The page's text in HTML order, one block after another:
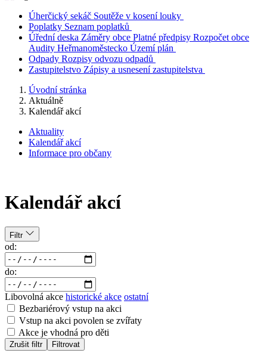
Úherčický sekáč Soutěže v kosení louky
Poplatky Seznam poplatků
Úřední deska Záměry obce Platné předpisy Rozpočet obce
Audity Heřmanoměstecko Území plán
Odpady Rozpisy odvozu odpadů
Zastupitelstvo Zápisy a usnesení zastupitelstva
Úvodní stránka
Aktuálně
Kalendář akcí
Aktuality
Kalendář akcí
Informace pro občany
Kalendář akcí
Filtr
od:
do:
Libovolná akce historické akce ostatní
Bezbariérový vstup na akci
Vstup na akci povolen se zvířaty
Akce je vhodná pro děti
Zrušit filtr Filtrovat